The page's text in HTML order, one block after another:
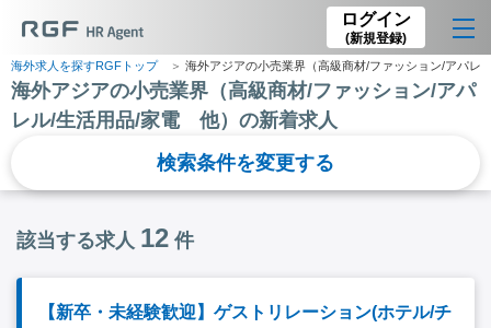
ログイン
(新規登録)
海外求人を探すRGFトップ 海外アジアの小売業界（高級商材/ファッション/アパ
海外アジアの小売業界（高級商材/ファッション/アパ
レル/生活用品/家電 他）の新着求人
検索条件を変更する
該当する求人 12 件
【新卒・未経験歓迎】ゲストリレーション(ホテル/チ